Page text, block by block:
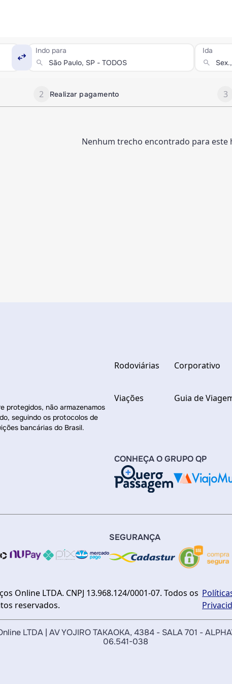
Indo para
search
swap_horiz Ida
search
2 Realizar pagamento 3
Nenhum trecho encontrado para este
protegidos, não armazenamos
seguindo os protocolos de
bancárias do Brasil.
Rodoviárias
Viações
Corporativo
Guia de
CONHEÇA O GRUPO QP
SEGURANÇA
Online LTDA. CNPJ 13.968.124/0001-07. Todos os
reservados.
LTDA | AV YOJIRO TAKAOKA, 4384 - SALA 701 -
06.541-038